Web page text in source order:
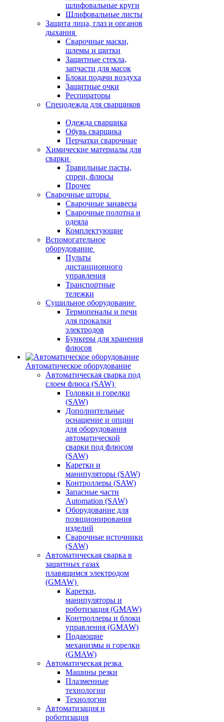
шлифовальные круги
Шлифовальные листы
Защита лица, глаз и органов
дыхания
Сварочные маски,
шлемы и щитки
Защитные стекла,
запчасти для масок
Блоки подачи воздуха
Защитные очки
Респираторы
Спецодежда для сварщиков
Одежда сварщика
Обувь сварщика
Перчатки сварочные
Химические материалы для
сварки
Травильные пасты,
спреи, флюсы
Прочее
Сварочные шторы
Сварочные занавесы
Сварочные полотна и
одеяла
Комплектующие
Вспомогательное
оборудование
Пульты
дистанционного
управления
Транспортные
тележки
Сушильное оборудование
Термопеналы и печи
для прокалки
электродов
Бункеры для хранения
флюсов
Автоматическое оборудование
Автоматическая сварка под
слоем флюса (SAW)
Головки и горелки
(SAW)
Дополнительные
оснащение и опции
для оборудования
автоматической
сварки под флюсом
(SAW)
Каретки и
манипуляторы (SAW)
Контроллеры (SAW)
Запасные части
Automation (SAW)
Оборудование для
позиционирования
изделий
Сварочные источники
(SAW)
Автоматическая сварка в
защитных газах
плавящимся электродом
(GMAW)
Каретки,
манипуляторы и
роботизация (GMAW)
Контроллеры и блоки
управления (GMAW)
Подающие
механизмы и горелки
(GMAW)
Автоматическая резка
Машины резки
Плазменные
технологии
Технологии
Автоматизация и
роботизация